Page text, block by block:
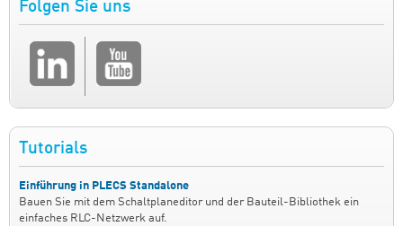
Folgen Sie uns
Tutorials
Einführung in PLECS Standalone
Bauen Sie mit dem Schaltplaneditor und der Bauteil-Bibliothek ein
einfaches RLC-Netzwerk auf.